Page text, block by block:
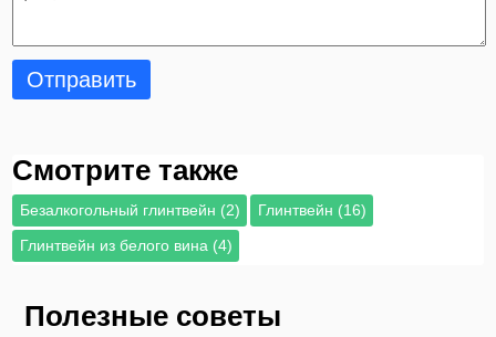
Отправить
Смотрите также
Безалкогольный глинтвейн (2)
Глинтвейн (16)
Глинтвейн из белого вина (4)
Полезные советы